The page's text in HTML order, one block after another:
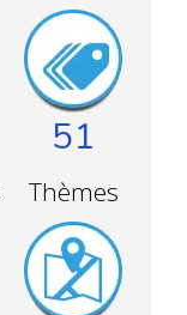
51
Thèmes